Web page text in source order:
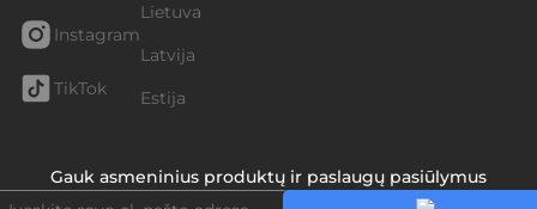
Instagram
TikTok
Lietuva
Latvija
Estija
Gauk asmeninius produktų ir paslaugų pasiūlymus